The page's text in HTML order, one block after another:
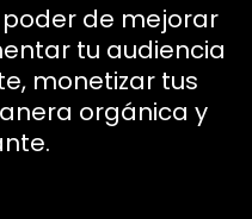
de mejorar
tu audiencia
monetizar tus
orgánica y